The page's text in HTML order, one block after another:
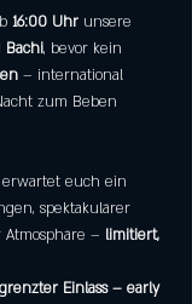
16:00 Uhr unsere
Bachi, bevor kein
– international
zum Beben
erwartet euch ein
spektakulärer
– limitiert,
Einlass – early